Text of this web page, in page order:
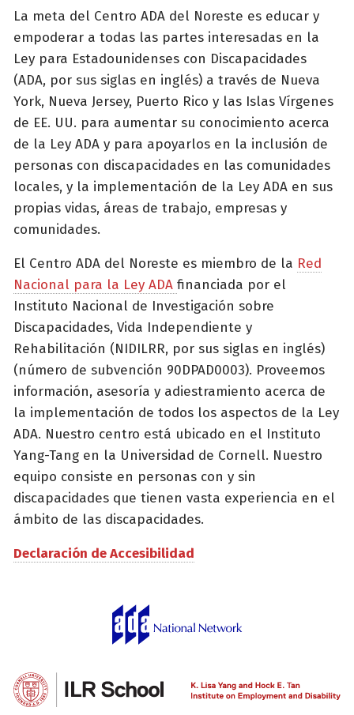
La meta del Centro ADA del Noreste es educar y
empoderar a todas las partes interesadas en la
Ley para Estadounidenses con Discapacidades
(ADA, por sus siglas en inglés) a través de Nueva
York, Nueva Jersey, Puerto Rico y las Islas Vírgenes
de EE. UU. para aumentar su conocimiento acerca
de la Ley ADA y para apoyarlos en la inclusión de
personas con discapacidades en las comunidades
locales, y la implementación de la Ley ADA en sus
propias vidas, áreas de trabajo, empresas y
comunidades.
El Centro ADA del Noreste es miembro de la Red
Nacional para la Ley ADA financiada por el
Instituto Nacional de Investigación sobre
Discapacidades, Vida Independiente y
Rehabilitación (NIDILRR, por sus siglas en inglés)
(número de subvención 90DPAD0003). Proveemos
información, asesoría y adiestramiento acerca de
la implementación de todos los aspectos de la Ley
ADA. Nuestro centro está ubicado en el Instituto
Yang-Tang en la Universidad de Cornell. Nuestro
equipo consiste en personas con y sin
discapacidades que tienen vasta experiencia en el
ámbito de las discapacidades.
Declaración de Accesibilidad